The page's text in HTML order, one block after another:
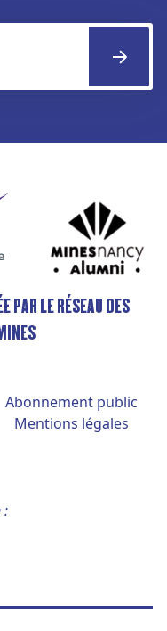
PAR LE RÉSEAU DES
Abonnement public
Mentions légales
: